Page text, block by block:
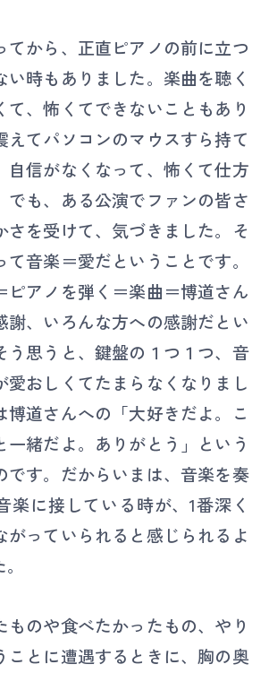
てから、正直ピアノの前に立つ
い時もありました。楽曲を聴く
て、怖くてできないこともあり
えてパソコンのマウスすら持て
自信がなくなって、怖くて仕方
でも、ある公演でファンの皆さ
さを受けて、気づきました。そ
音楽＝愛だということです。
ピアノを弾く＝楽曲＝博道さん
謝、いろんな方への感謝だとい
う思うと、鍵盤の１つ１つ、音
愛おしくてたまらなくなりまし
博道さんへの「大好きだよ。こ
一緒だよ。ありがとう」という
です。だからいまは、音楽を奏
楽に接している時が、1番深く
がっていられると感じられるよ
ものや食べたかったもの、やり
ことに遭遇するときに、胸の奥